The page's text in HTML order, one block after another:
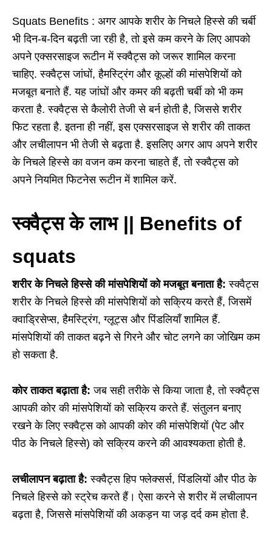
Squats Benefits : अगर आपके शरीर के निचले हिस्से की चर्बी
भी दिन-ब-दिन बढ़ती जा रही है, तो इसे कम करने के लिए आपको
अपने एक्सरसाइज रूटीन में स्क्वैट्स को जरूर शामिल करना
चाहिए. स्क्वैट्स जांघों, हैमस्ट्रिंग और कूल्हों की मांसपेशियों को
मजबूत बनाते हैं. यह जांघों और कमर की बढ़ती चर्बी को भी कम
करता है. स्क्वैट्स से कैलोरी तेजी से बर्न होती है, जिससे शरीर
फिट रहता है. इतना ही नहीं, इस एक्सरसाइज से शरीर की ताकत
और लचीलापन भी तेजी से बढ़ता है. इसलिए अगर आप अपने शरीर
के निचले हिस्से का वजन कम करना चाहते हैं, तो स्क्वैट्स को
अपने नियमित फिटनेस रूटीन में शामिल करें.
स्क्वैट्स के लाभ || Benefits of
squats
शरीर के निचले हिस्से की मांसपेशियों को मजबूत बनाता है: स्क्वैट्स
शरीर के निचले हिस्से की मांसपेशियों को सक्रिय करते हैं, जिसमें
क्वाड्रिसेप्स, हैमस्ट्रिंग, ग्लूट्स और पिंडलियाँ शामिल हैं.
मांसपेशियों की ताकत बढ़ने से गिरने और चोट लगने का जोखिम कम
हो सकता है.
कोर ताकत बढ़ाता है: जब सही तरीके से किया जाता है, तो स्क्वैट्स
आपकी कोर की मांसपेशियों को सक्रिय करते हैं. संतुलन बनाए
रखने के लिए स्क्वैट्स को आपकी कोर की मांसपेशियों (पेट और
पीठ के निचले हिस्से) को सक्रिय करने की आवश्यकता होती है.
लचीलापन बढ़ाता है: स्क्वैट्स हिप फ्लेक्सर्स, पिंडलियों और पीठ के
निचले हिस्से को स्ट्रेच करते हैं। ऐसा करने से शरीर में लचीलापन
बढ़ता है, जिससे मांसपेशियों की अकड़न या जड़ दर्द कम होता है.